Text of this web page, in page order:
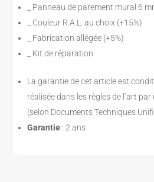
_ Panneau de parement mural 6
_ Couleur R.A.L. au choix (+15%)
_ Fabrication allégée (+5%)
_ Kit de réparation
La garantie de cet article est
réalisée dans les règles de l’art
(selon Documents Techniques
Garantie : 2 ans